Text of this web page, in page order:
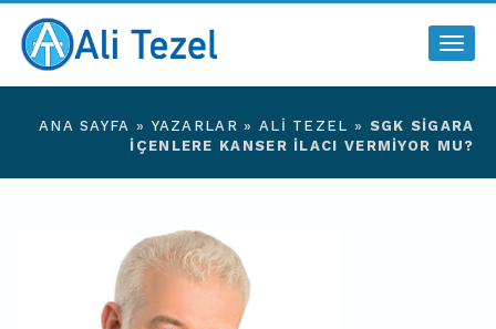
ANA SAYFA »YAZARLAR » ALI TEZEL » SGK SIGARA
IÇENLERE KANSER ILACI VERMIYOR MU?